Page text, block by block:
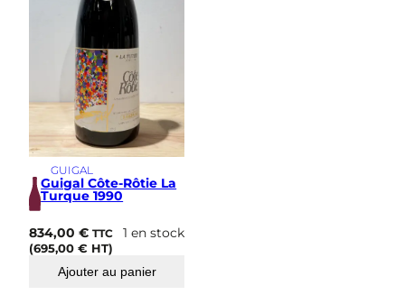
GUIGAL
Guigal Côte-Rôtie La
Turque 1990
834,00€ TTC
(695,00€ HT)
1 en stock
Ajouter au panier